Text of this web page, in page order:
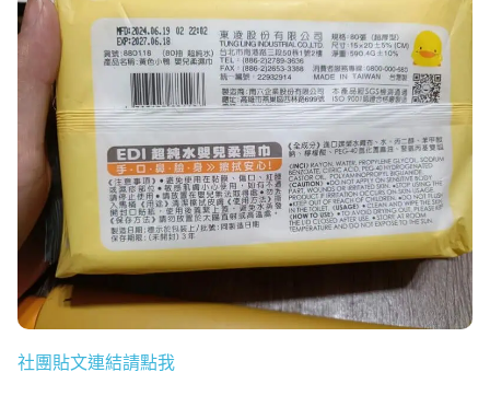
社團貼文連結請點我